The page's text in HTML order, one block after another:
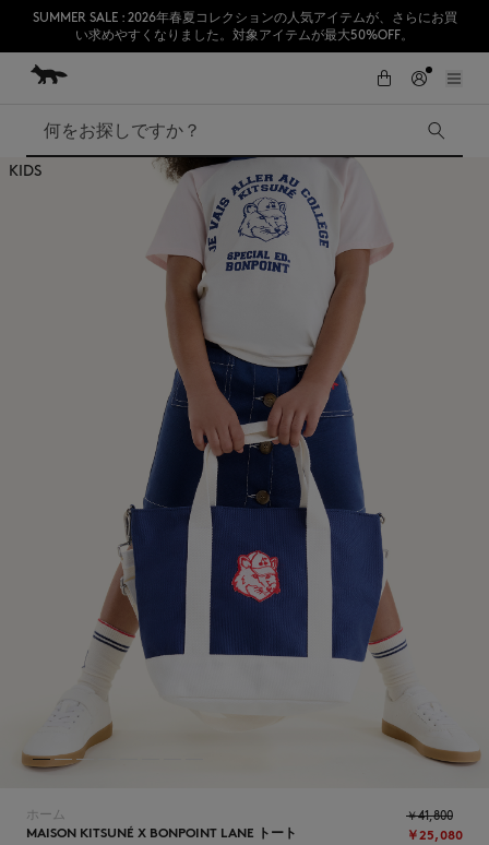
熊本地震の影響により、九州全域でお荷物のお届けに遅延が発生する見込
SUMMER SALE : 2026年春夏コレクションの人気アイテムが、さらにお買
い求めやすくなりました。対象アイテムが最大50%OFF。
コンテンツにスキップ
Skip to Footer
検索
KIDS
ホーム
MAISON KITSUNÉ X BONPOINT LANE トート
￥25,080
￥41,800